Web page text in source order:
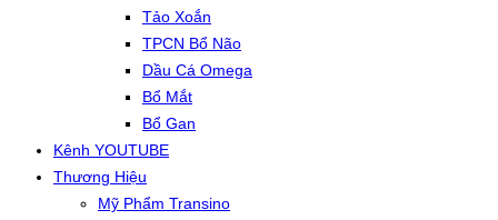
Tảo Xoắn
TPCN Bổ Não
Dầu Cá Omega
Bổ Mắt
Bổ Gan
Kênh YOUTUBE
Thương Hiệu
Mỹ Phẩm Transino